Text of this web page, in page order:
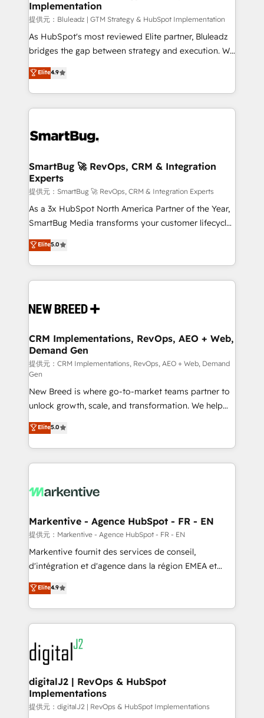
思決定者・PMO・現場担当者に並走します。 1️⃣
HubSpot導入・活用支援 顧客データの一元化から、
GTMの見える化・自動化まで。全Hub統合運用、デー
タ品質設計、グループ横断のCRM統合に対応します。
の一部をAIが自律実行する組織への移行を設計・実装。
Breeze・Claude等をHubSpotと連携させ、役割定義・
革を、構想から実装・定着までPMOとして主導。「設
の統合・浸透・変革管理を実行します。 ▸ CMS戦略設
計・構築：リード獲得・CVR・SEOを前提にした情報設
計・導線設計・テンプレート設計をContent Hubで一体
提供。 ▸ 既存CRM・MAからの移行支援：Salesforce・
Marketo・Pardot等からの移行、カスタム設計、履歴
Perplexity等のAI検索からの流入・引用を前提にコンテ
ンツとサイト構造を最適化。 🏆 なぜ100incを選ぶの
ISO9001:2015 取得 ✓ 400社以上の導入実績 ✓
HubSpot大百科 出版 CRM・AI活用に関するご相談、現
せください。
Implementation
提供元：Bluleadz | GTM Strategy & HubSpot Implementation
As HubSpot's most reviewed Elite partner, Bluleadz
bridges the gap between strategy and execution. We
don't just "set up tools" — we install the GTM
Operating System (GTM OS) to align your leadership
and engineer a portal that drives predictable
revenue velocity. 🚀 GTM Strategy & Alignment
stalling growth. Fix your ICP, Math, and Story to stop
Scalable Architecture: Zero-technical-debt setup
across all Hubs, validated by our 7 HubSpot
Accreditations. AI-Powered RevOps: Breeze AI,
custom AI agents, and high-integrity migrations for
total reporting clarity. Security & Compliance: SOC 2
security. 🏆 Why Bluleadz? GTM OS Partner | 16+
Years Experience | 1,000+ Five-Star Reviews
Elite4.9
SmartBug 🚀 RevOps, CRM & Integration
Experts
提供元：SmartBug 🚀 RevOps, CRM & Integration Experts
As a 3x HubSpot North America Partner of the Year,
SmartBug Media transforms your customer lifecycle
into a revenue engine. Our unified ecosystem
includes specialized divisions Globalia (AI &
Software) and Point Success Media (Paid Media),
making this the official home for all three brands. 🔄
and system integrations powered by Globalia’s
trainers to drive platform adoption. 📈 Revenue
Generation - Full-funnel marketing and high-
performance advertising via Point Success Media. -
Expert deployment of Breeze AI and custom agents
to automate growth. 🏆 Elite Excellence - 8 platform
accreditations and deep HIPAA-compliance
expertise. - A team of 250+ experts dedicated to
your resilient growth.
Elite5.0
CRM Implementations, RevOps, AEO + Web,
Demand Gen
提供元：CRM Implementations, RevOps, AEO + Web, Demand
Gen
New Breed is where go-to-market teams partner to
unlock growth, scale, and transformation. We help
companies activate HubSpot’s AI-powered
customer platform and operationalize HubSpot’s
Loop Marketing framework through expert-led
services, smart agents, and purpose-built apps,
results, fast. ⚙️CRM & RevOps: Align all Hubs to your
🎯Demand Gen & ABM: Drive pipeline with inbound,
ABM, AEO, SEO, & paid media. 👩‍💻Web Design:
Build high-performing websites with UX, messaging,
& conversion strategy that drive results. 🤖AI
AI, & maximize AEO with tailored AI services. 🧩
Integrations: Extend HubSpot with custom
Elite5.0
Markentive - Agence HubSpot - FR - EN
提供元：Markentive - Agence HubSpot - FR - EN
Markentive fournit des services de conseil,
d'intégration et d'agence dans la région EMEA et
North America. Avec plus de 115 experts en
marketing automation, Growth, Revops, CRM et
webdesign. Markentive is both a consulting firm, a
digital agency and an integrator. With over 115
experts in marketing automation, growth, revops,
CRM and webdesign (We focus on EMEA - USA
customers).
Elite4.9
digitalJ2 | RevOps & HubSpot
Implementations
提供元：digitalJ2 | RevOps & HubSpot Implementations